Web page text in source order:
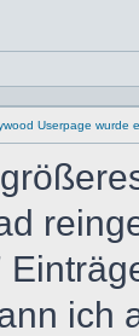
Userpage wurde
ich